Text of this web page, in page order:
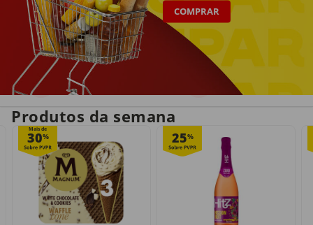
COMPRAR
Entrega em casa
no próprio dia
Recolha grátis
com o Click&Go
Produtos da semana
Mais de
30% 25%